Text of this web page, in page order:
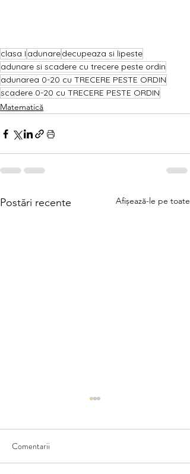
clasa I adunaredecupeaza si lipeste
adunare si scadere cu trecere peste ordin
adunarea 0-20 cu TRECERE PESTE ORDIN
scadere 0-20 cu TRECERE PESTE ORDIN
Matematică
Postări recente Afișează-le pe toate
Comentarii